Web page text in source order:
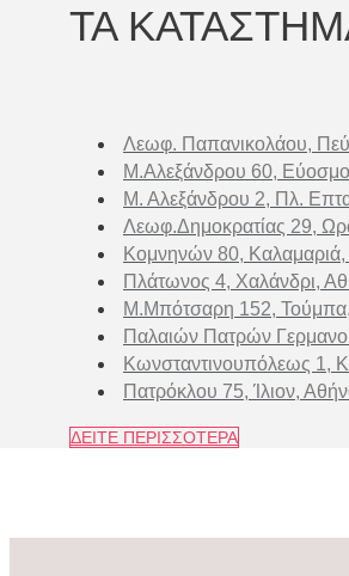
ΤΑ
Λεωφ. Παπανικολάου,
Μ.Αλεξάνδρου 60,
Μ. Αλεξάνδρου 2, Πλ.
Λεωφ.Δημοκρατίας 29,
Κομνηνών 80, Καλαμαριά,
Πλάτωνος 4, Χαλάνδρι,
Μ.Μπότσαρη 152,
Παλαιών Πατρών
Κωνσταντινουπόλεως 1,
Πατρόκλου 75, Ίλιον,
ΔΕΙΤΕ ΠΕΡΙΣΣΟΤΕΡΑ